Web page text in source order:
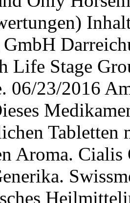
Life Stage
06/23/2016
Tabletten
Aroma.